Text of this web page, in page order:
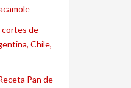
cortes de
Chile,
Pan de